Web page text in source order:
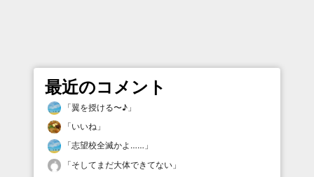
最近のコメント
「翼を授ける〜♪ 」
「いいね 」
「志望校全滅かよ…… 」
「そしてまだ大体できてない 」